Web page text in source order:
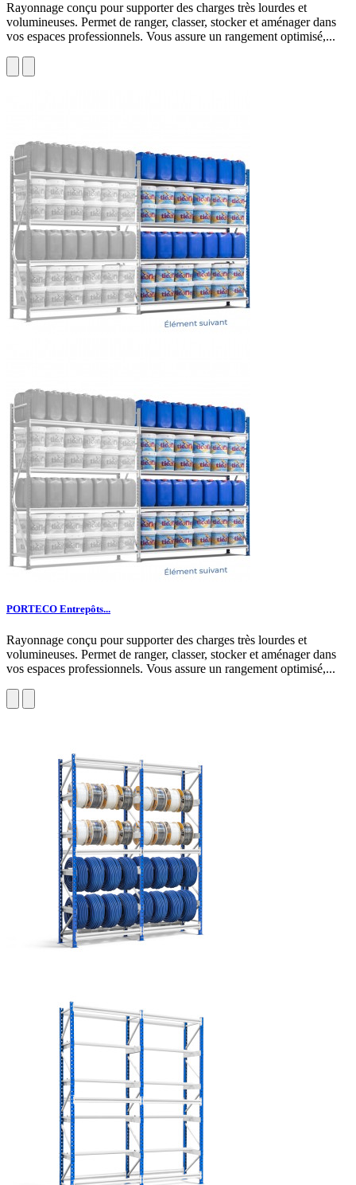
Rayonnage conçu pour supporter des charges très lourdes et
volumineuses. Permet de ranger, classer, stocker et aménager dans
vos espaces professionnels. Vous assure un rangement optimisé,...
PORTECO Entrepôts...
Rayonnage conçu pour supporter des charges très lourdes et
volumineuses. Permet de ranger, classer, stocker et aménager dans
vos espaces professionnels. Vous assure un rangement optimisé,...